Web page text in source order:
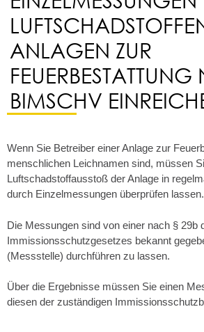
ANLAGEN ZUR
BIMSCHV
Wenn Sie Betreiber einer Anlage zur
menschlichen Leichnamen sind, müssen
Luftschadstoffausstoß der Anlage in
durch Einzelmessungen überprüfen lassen.
Die Messungen sind von einer nach § 29b
Immissionsschutzgesetzes bekannt
(Messstelle) durchführen zu lassen.
Über die Ergebnisse müssen Sie einen
diesen der zuständigen